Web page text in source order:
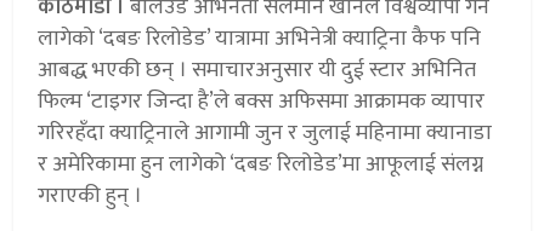
लागेको ‘दबङ रिलोडेड’ यात्रामा अभिनेत्री क्याट्रिना कैफ पनि
आबद्ध भएकी छन् । समाचारअनुसार यी दुई स्टार अभिनित
फिल्म ‘टाइगर जिन्दा है’ले बक्स अफिसमा आक्रामक व्यापार
गरिरहँदा क्याट्रिनाले आगामी जुन र जुलाई महिनामा क्यानाडा
र अमेरिकामा हुन लागेको ‘दबङ रिलोडेड’मा आफूलाई संलग्न
गराएकी हुन् ।